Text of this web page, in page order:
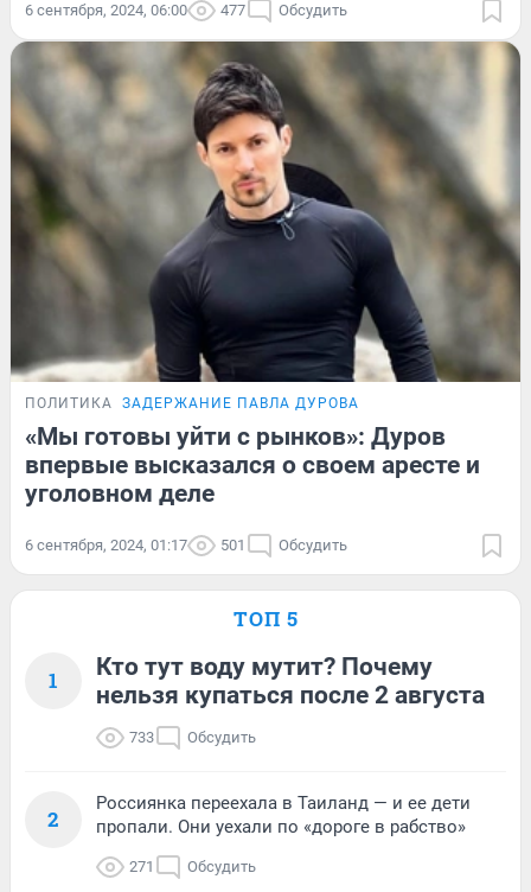
6 сентября, 2024, 06:00 477 Обсудить
ПОЛИТИКА ЗАДЕРЖАНИЕ ПАВЛА ДУРОВА
«Мы готовы уйти с рынков»: Дуров
впервые высказался о своем аресте и
уголовном деле
6 сентября, 2024, 01:17 501 Обсудить
ТОП 5
1
Кто тут воду мутит? Почему
нельзя купаться после 2 августа
733 Обсудить
2
Россиянка переехала в Таиланд — и ее дети
пропали. Они уехали по «дороге в рабство»
271 Обсудить